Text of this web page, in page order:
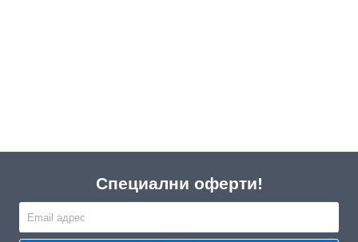
Специални оферти!